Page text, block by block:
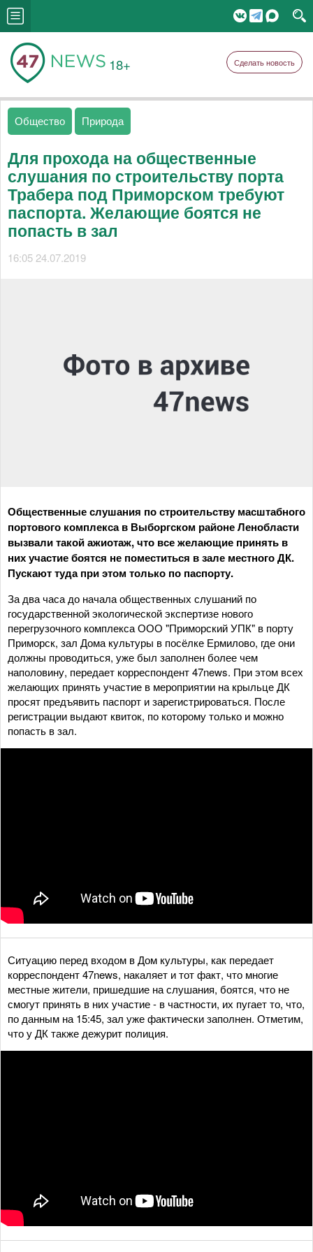
18+ Сделать новость
Общество Природа
Для прохода на общественные
слушания по строительству порта
Трабера под Приморском требуют
паспорта. Желающие боятся не
попасть в зал
16:05 24.07.2019
Общественные слушания по строительству масштабного
портового комплекса в Выборгском районе Ленобласти
вызвали такой ажиотаж, что все желающие принять в
них участие боятся не поместиться в зале местного ДК.
Пускают туда при этом только по паспорту.
За два часа до начала общественных слушаний по
государственной экологической экспертизе нового
перегрузочного комплекса ООО "Приморский УПК" в порту
Приморск, зал Дома культуры в посёлке Ермилово, где они
должны проводиться, уже был заполнен более чем
наполовину, передает корреспондент 47news. При этом всех
желающих принять участие в мероприятии на крыльце ДК
просят предъявить паспорт и зарегистрироваться. После
регистрации выдают квиток, по которому только и можно
попасть в зал.
Ситуацию перед входом в Дом культуры, как передает
корреспондент 47news, накаляет и тот факт, что многие
местные жители, пришедшие на слушания, боятся, что не
смогут принять в них участие - в частности, их пугает то, что,
по данным на 15:45, зал уже фактически заполнен. Отметим,
что у ДК также дежурит полиция.